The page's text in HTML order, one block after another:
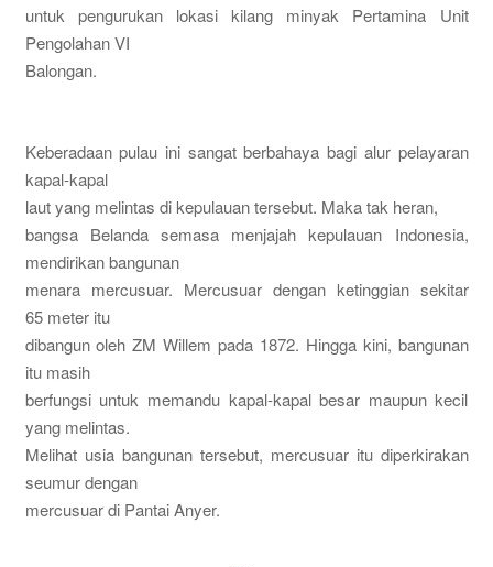
untuk pengurukan lokasi kilang minyak Pertamina Unit
Pengolahan VI
Balongan.
Keberadaan pulau ini sangat berbahaya bagi alur pelayaran
kapal-kapal
laut yang melintas di kepulauan tersebut. Maka tak heran,
bangsa Belanda semasa menjajah kepulauan Indonesia,
mendirikan bangunan
menara mercusuar. Mercusuar dengan ketinggian sekitar
65 meter itu
dibangun oleh ZM Willem pada 1872. Hingga kini, bangunan
itu masih
berfungsi untuk memandu kapal-kapal besar maupun kecil
yang melintas.
Melihat usia bangunan tersebut, mercusuar itu diperkirakan
seumur dengan
mercusuar di Pantai Anyer.